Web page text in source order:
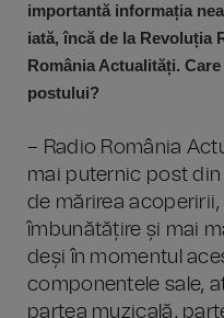
importantă informația
iată, încă de la Revoluția
România Actualități.
postului?
– Radio România
mai puternic post
de mărirea acoperirii,
îmbunătățire și mai
deși în momentul
componentele sale,
partea muzicală,